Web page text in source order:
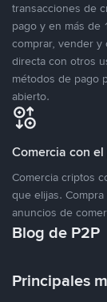
transacciones de
pago y en más de
comprar, vender y
directa con otros
métodos de pago
abierto.
Comercia con
Comercia criptos
que elijas.
anuncios de
Blog de P2P
Principales